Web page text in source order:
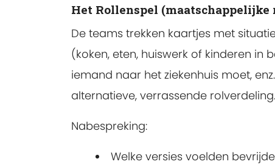
Het Rollenspel (maatschappelijke
De teams trekken kaartjes met
(koken, eten, huiswerk of kinderen
iemand naar het ziekenhuis moet,
alternatieve, verrassende rolverdeling.
Nabespreking:
Welke versies voelden